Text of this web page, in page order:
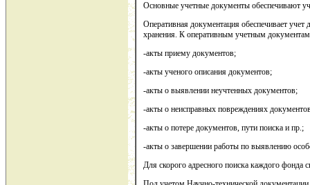
Основные учетные документы обеспечивают
Оперативная документация обеспечивает
хранения. К оперативным учетным документам
-акты приему документов;
-акты ученого описания документов;
-акты о выявлении неучтенных документов;
-акты о неисправных повреждениях
-акты о потере документов, пути поиска и пр.;
-акты о завершении работы по выявлению
Для скорого адресного поиска каждого фонда